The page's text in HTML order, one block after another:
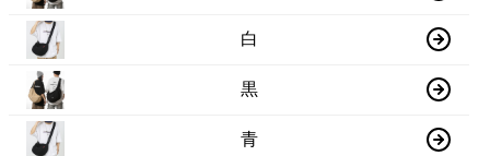
白
黒
青